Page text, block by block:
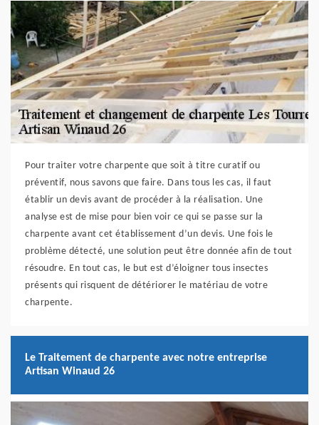
Pour traiter votre charpente que soit à titre curatif ou
préventif, nous savons que faire. Dans tous les cas, il faut
établir un devis avant de procéder à la réalisation. Une
analyse est de mise pour bien voir ce qui se passe sur la
charpente avant cet établissement d’un devis. Une fois le
problème détecté, une solution peut être donnée afin de tout
résoudre. En tout cas, le but est d’éloigner tous insectes
présents qui risquent de détériorer le matériau de votre
charpente.
Le Traitement de charpente avec notre entreprise
Artisan Winaud 26